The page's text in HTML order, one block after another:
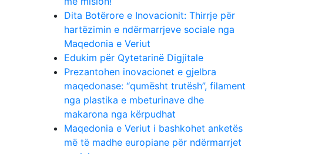
Dita Botërore e Inovacionit: Thirrje për
hartëzimin e ndërmarrjeve sociale nga
Maqedonia e Veriut
Edukim për Qytetarinë Digjitale
Prezantohen inovacionet e gjelbra
maqedonase: “qumësht trutësh”, filament
nga plastika e mbeturinave dhe
makarona nga kërpudhat
Maqedonia e Veriut i bashkohet anketës
më të madhe europiane për ndërmarrjet